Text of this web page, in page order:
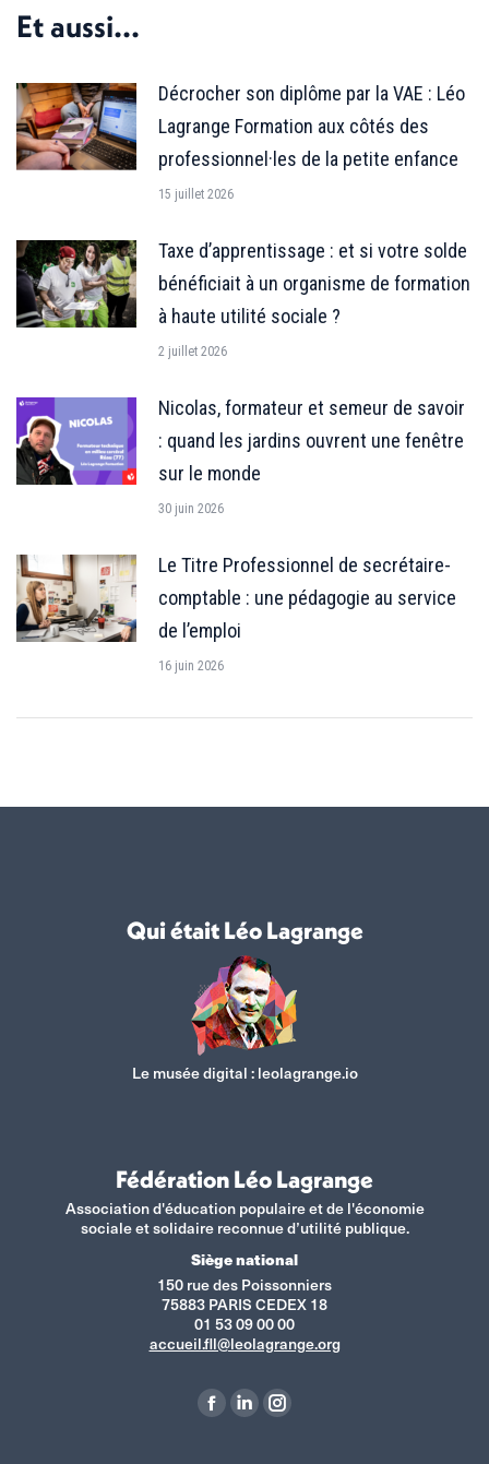
Et aussi...
Décrocher son diplôme par la VAE : Léo
Lagrange Formation aux côtés des
professionnel·les de la petite enfance
15 juillet 2026
Taxe d’apprentissage : et si votre solde
bénéficiait à un organisme de formation
à haute utilité sociale ?
2 juillet 2026
Nicolas, formateur et semeur de savoir
: quand les jardins ouvrent une fenêtre
sur le monde
30 juin 2026
Le Titre Professionnel de secrétaire-
comptable : une pédagogie au service
de l’emploi
16 juin 2026
Qui était Léo Lagrange
Le musée digital : leolagrange.io
Fédération Léo Lagrange
Association d'éducation populaire et de l'économie
sociale et solidaire reconnue d’utilité publique.
Siège national
150 rue des Poissonniers
75883 PARIS CEDEX 18
01 53 09 00 00
accueil.fll@leolagrange.org
La
La
La